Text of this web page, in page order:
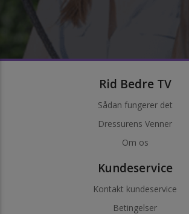
Rid Bedre TV
Sådan fungerer det
Dressurens Venner
Om os
Kundeservice
Kontakt kundeservice
Betingelser